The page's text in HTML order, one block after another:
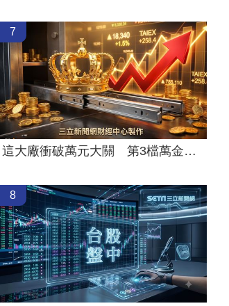
7
這大廠衝破萬元大關 第3檔萬金股誕生
8